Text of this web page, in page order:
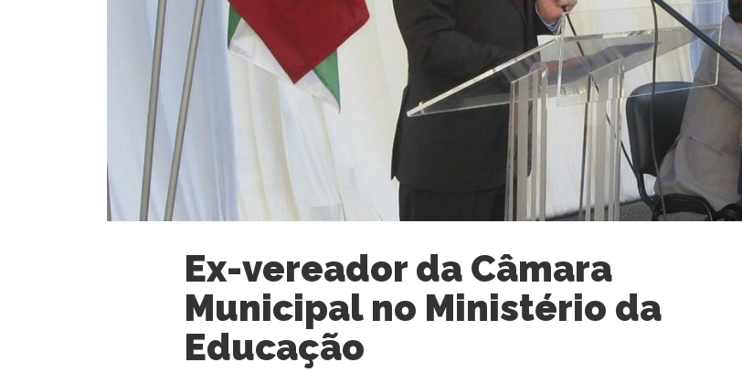
Ex-vereador da Câmara
Municipal no Ministério da
Educação